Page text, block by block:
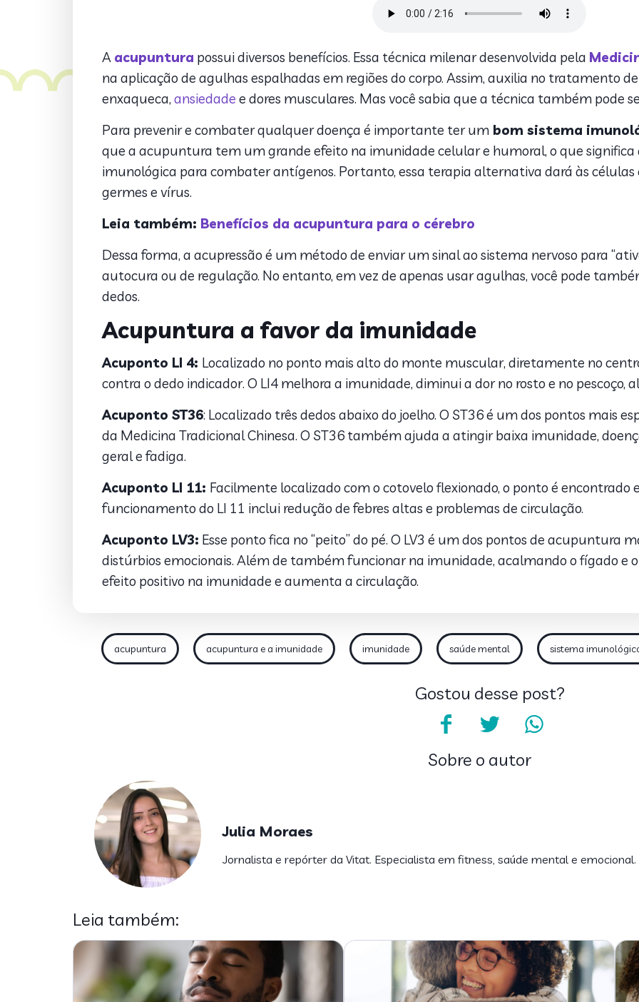
A acupuntura possui diversos benefícios. Essa técnica milenar desenvolvida pela
na aplicação de agulhas espalhadas em regiões do corpo. Assim, auxilia no tratamento
enxaqueca, ansiedade e dores musculares. Mas você sabia que a técnica também pode
Para prevenir e combater qualquer doença é importante ter umbom sistema
que a acupuntura tem um grande efeito na imunidade celular e humoral, o que significa
imunológica para combater antígenos. Portanto, essa terapia alternativa dará às
germes e vírus.
Leia também: Benefícios da acupuntura para o cérebro
Dessa forma, a acupressão é um método de enviar um sinal ao sistema nervoso para
autocura ou de regulação. No entanto, em vez de apenas usar agulhas, você pode
dedos.
Acupuntura a favor da imunidade
Acuponto LI 4: Localizado no ponto mais alto do monte muscular, diretamente no
contra o dedo indicador. O LI4 melhora a imunidade, diminui a dor no rosto e no pescoço,
Acuponto ST36: Localizado três dedos abaixo do joelho. O ST36 é um dos pontos mais
da Medicina Tradicional Chinesa. O ST36 também ajuda a atingir baixa imunidade,
geral e fadiga.
Acuponto LI 11: Facilmente localizado com o cotovelo flexionado, o ponto é encontrado
funcionamento do LI 11 inclui redução de febres altas e problemas de circulação.
Acuponto LV3: Esse ponto fica no “peito” do pé. O LV3 é um dos pontos de
distúrbios emocionais. Além de também funcionar na imunidade, acalmando o fígado e
efeito positivo na imunidade e aumenta a circulação.
acupuntura acupuntura e a imunidade imunidade saúde mental sistema
Gostou desse post?
Sobre o autor
Julia Moraes
Jornalista e repórter da Vitat. Especialista em fitness, saúde mental e emocional.
Leia também: